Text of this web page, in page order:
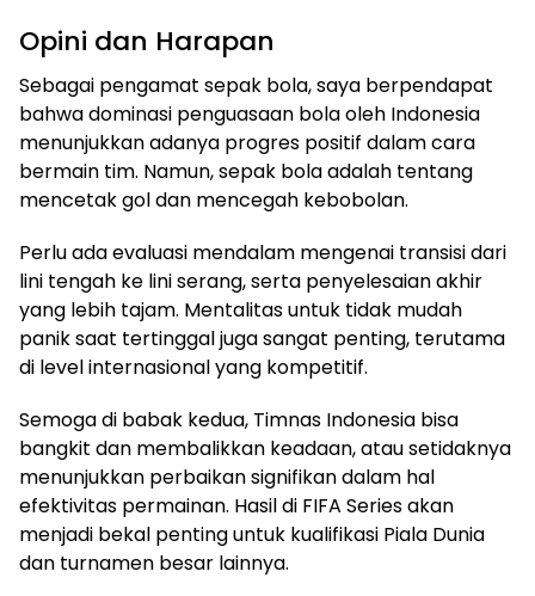
Opini dan Harapan
Sebagai pengamat sepak bola, saya berpendapat
bahwa dominasi penguasaan bola oleh Indonesia
menunjukkan adanya progres positif dalam cara
bermain tim. Namun, sepak bola adalah tentang
mencetak gol dan mencegah kebobolan.
Perlu ada evaluasi mendalam mengenai transisi dari
lini tengah ke lini serang, serta penyelesaian akhir
yang lebih tajam. Mentalitas untuk tidak mudah
panik saat tertinggal juga sangat penting, terutama
di level internasional yang kompetitif.
Semoga di babak kedua, Timnas Indonesia bisa
bangkit dan membalikkan keadaan, atau setidaknya
menunjukkan perbaikan signifikan dalam hal
efektivitas permainan. Hasil di FIFA Series akan
menjadi bekal penting untuk kualifikasi Piala Dunia
dan turnamen besar lainnya.